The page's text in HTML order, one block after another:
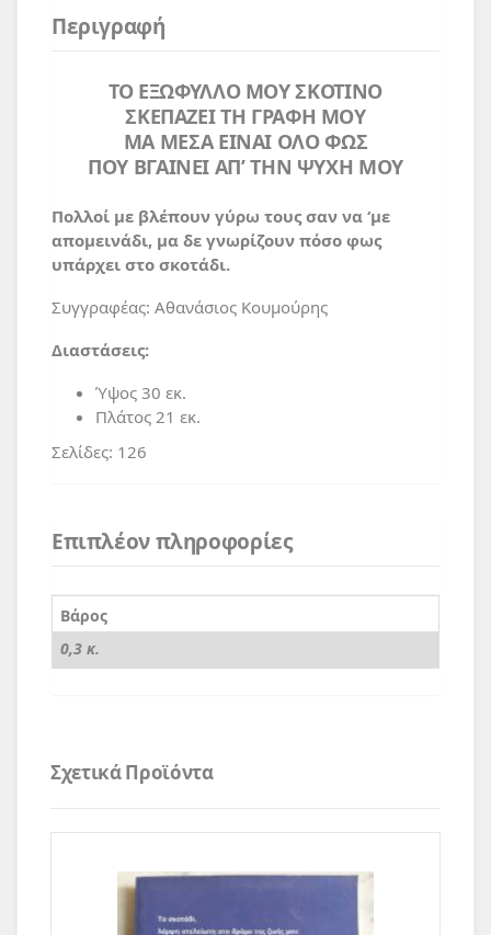
Περιγραφή
ΤΟ ΕΞΩΦΥΛΛΟ ΜΟΥ ΣΚΟΤΙΝΟ
ΣΚΕΠΑΖΕΙ ΤΗ ΓΡΑΦΗ ΜΟΥ
ΜΑ ΜΕΣΑ ΕΙΝΑΙ ΟΛΟ ΦΩΣ
ΠΟΥ ΒΓΑΙΝΕΙ ΑΠ’ ΤΗΝ ΨΥΧΗ ΜΟΥ
Πολλοί με βλέπουν γύρω τους σαν να ‘με
απομεινάδι, μα δε γνωρίζουν πόσο φως
υπάρχει στο σκοτάδι.
Συγγραφέας: Αθανάσιος Κουμούρης
Διαστάσεις:
Ύψος 30 εκ.
Πλάτος 21 εκ.
Σελίδες: 126
Επιπλέον πληροφορίες
Βάρος
0,3 κ.
Σχετικά Προϊόντα